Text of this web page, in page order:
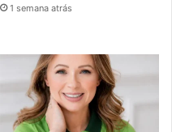
1 semana atrás